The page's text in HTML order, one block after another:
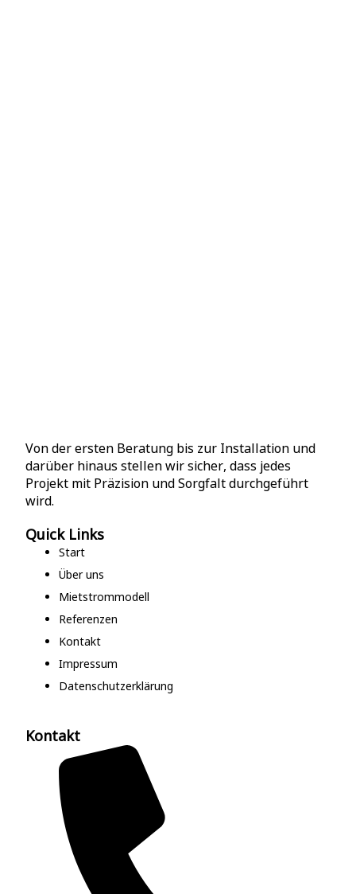
Von der ersten Beratung bis zur Installation und
darüber hinaus stellen wir sicher, dass jedes
Projekt mit Präzision und Sorgfalt durchgeführt
wird.
Quick Links
Start
Über uns
Mietstrommodell
Referenzen
Kontakt
Impressum
Datenschutzerklärung
Kontakt